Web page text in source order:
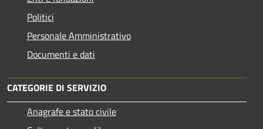
Politici
Personale Amministrativo
Documenti e dati
CATEGORIE DI SERVIZIO
Anagrafe e stato civile